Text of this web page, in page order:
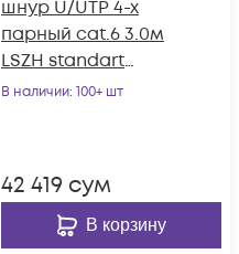
шнур U/UTP 4-х
парный cat.6 3.0м
LSZH standart
серый
В наличии: 100+ шт
42 419 сум
В корзину